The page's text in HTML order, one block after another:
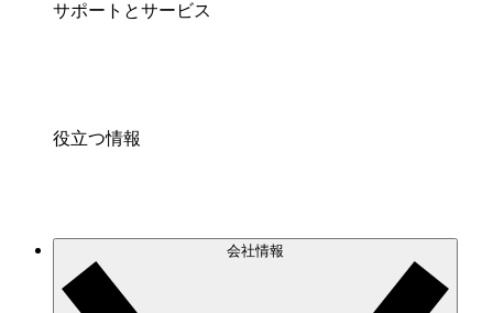
サポートとサービス
役立つ情報
会社情報